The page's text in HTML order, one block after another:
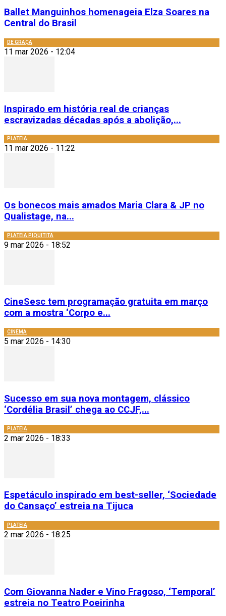
Ballet Manguinhos homenageia Elza Soares na
Central do Brasil
DE GRAÇA
11 mar 2026 - 12:04
Inspirado em história real de crianças
escravizadas décadas após a abolição,...
PLATEIA
11 mar 2026 - 11:22
Os bonecos mais amados Maria Clara & JP no
Qualistage, na...
PLATEIA PIQUITITA
9 mar 2026 - 18:52
CineSesc tem programação gratuita em março
com a mostra ‘Corpo e...
CINEMA
5 mar 2026 - 14:30
Sucesso em sua nova montagem, clássico
‘Cordélia Brasil’ chega ao CCJF,...
PLATEIA
2 mar 2026 - 18:33
Espetáculo inspirado em best-seller, ‘Sociedade
do Cansaço’ estreia na Tijuca
PLATEIA
2 mar 2026 - 18:25
Com Giovanna Nader e Vino Fragoso, ‘Temporal’
estreia no Teatro Poeirinha